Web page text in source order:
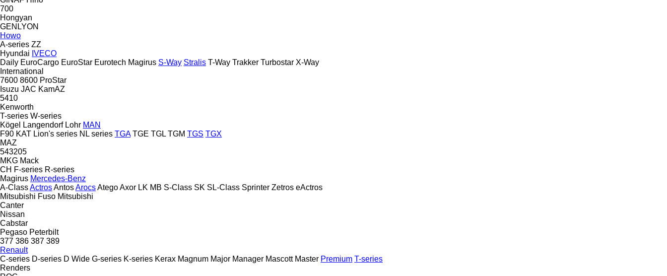
700
Hongyan
GENLYON
Howo
A-series ZZ
Hyundai IVECO
Daily EuroCargo EuroStar Eurotech Magirus S-Way Stralis T-Way Trakker Turbostar X-Way
International
7600 8600 ProStar
Isuzu JAC KamAZ
5410
Kenworth
T-series W-series
Kögel
Langendorf Lohr MAN
F90 KAT Lion's series NL series TGA TGE TGL TGM TGS TGX
MAZ
543205
MKG Mack
CH F-series R-series
Magirus Mercedes-Benz
A-ClassActrosAntosArocsAtegoAxor LK MB S-Class SK SL-Class Sprinter Zetros eActros
Mitsubishi Fuso Mitsubishi
Canter
Nissan
Cabstar
Pegaso Peterbilt
377 386 387 389
Renault
C-series D-series D Wide G-series K-series Kerax Magnum Major Manager Mascott Master Premium T-series
Renders